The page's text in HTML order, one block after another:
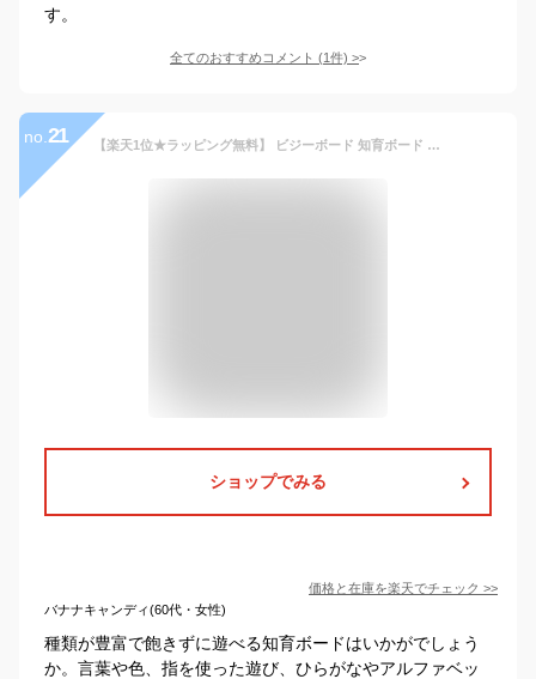
す。
全てのおすすめコメント (1件) >
no. 21 【楽天1位★ラッピング無料】 ビジーボード 知育ボード お着替えの練習 モンテッソーリ お絵描きボード お絵描き メモパッド お絵かきボード お絵かき お絵描きセット 1歳 2歳 3歳 4歳 5歳 6歳 7歳 女の子 男の子 子供 赤ちゃん 知育玩具
ショップでみる
価格と在庫を楽天でチェック >>
バナナキャンディ(60代・女性)
種類が豊富で飽きずに遊べる知育ボードはいかがでしょう
か。言葉や色、指を使った遊び、ひらがなやアルファベッ